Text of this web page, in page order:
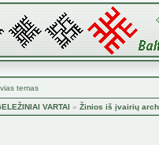
temas
VARTAI » Žinios iš įvairių